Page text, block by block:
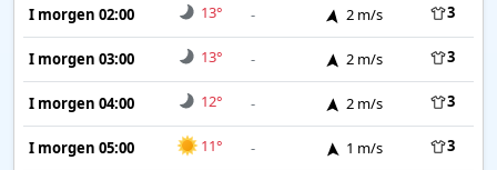
I morgen 02:00 13° - 2 m/s 3
I morgen 03:00 13° - 2 m/s 3
I morgen 04:00 12° - 2 m/s 3
I morgen 05:00 11° - 1 m/s 3